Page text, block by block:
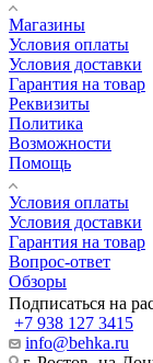
Магазины
Условия оплаты
Условия доставки
Гарантия на товар
Реквизиты
Политика
Возможности
Помощь
Условия оплаты
Условия доставки
Гарантия на товар
Вопрос-ответ
Обзоры
Подписаться на
+7 938 127 3415
info@behka.ru